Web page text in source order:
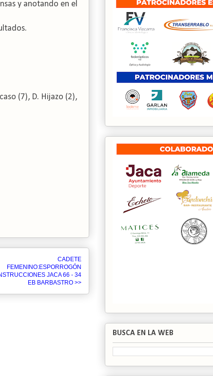
y anotando en el
(7), D. Hijazo (2),
CADETE
FEMENINO:ESPORROGÓN
JACA 66 - 34
EB BARBASTRO >>
BUSCA EN LA WEB